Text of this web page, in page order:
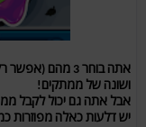
ושונה של ממתקים!
אבל אתה גם יכול לקבל
יש דלעות כאלה מפוזרות